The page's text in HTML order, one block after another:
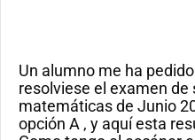
Un alumno me ha
resolviese el examen
matemáticas de Junio
opción A , y aquí esta